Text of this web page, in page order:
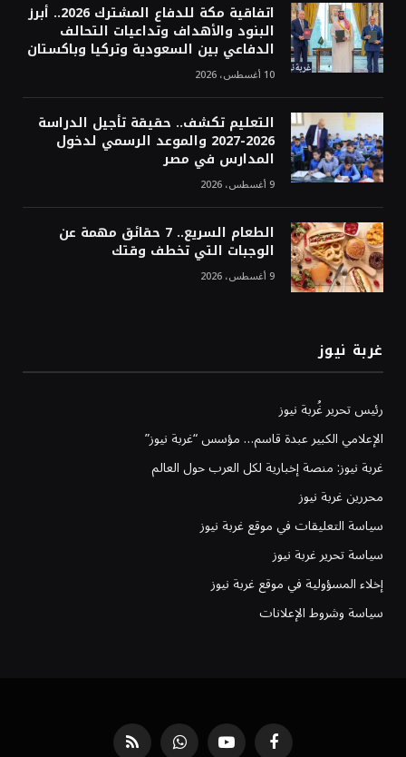
اتفاقية مكة للدفاع المشترك 2026.. أبرز
البنود والأهداف وتداعيات التحالف
الدفاعي بين السعودية وتركيا وباكستان
10 أغسطس، 2026
التعليم تكشف.. حقيقة تأجيل الدراسة
2026-2027 والموعد الرسمي لدخول
المدارس في مصر
9 أغسطس، 2026
الطعام السريع.. 7 حقائق مهمة عن
الوجبات التي تخطف وقتك
9 أغسطس، 2026
غربة نيوز
رئيس تحرير غُربة نيوز
الإعلامي الكبير عبدة قاسم… مؤسس “غربة نيوز”
غربة نيوز: منصة إخبارية لكل العرب حول العالم
محررين غربة نيوز
سياسة التعليقات في موقع غربة نيوز
سياسة تحرير غربة نيوز
إخلاء المسؤولية في موقع غربة نيوز
سياسة وشروط الإعلانات
فيسبوك يوتيوب واتساب RSS